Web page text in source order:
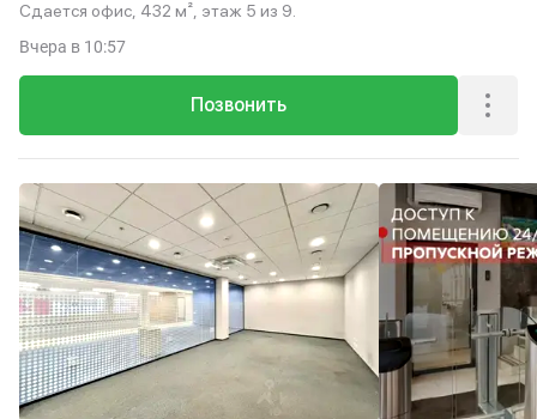
Сдается офис, 432 м², этаж 5 из 9.
Позвонить
Вчера в 10:57